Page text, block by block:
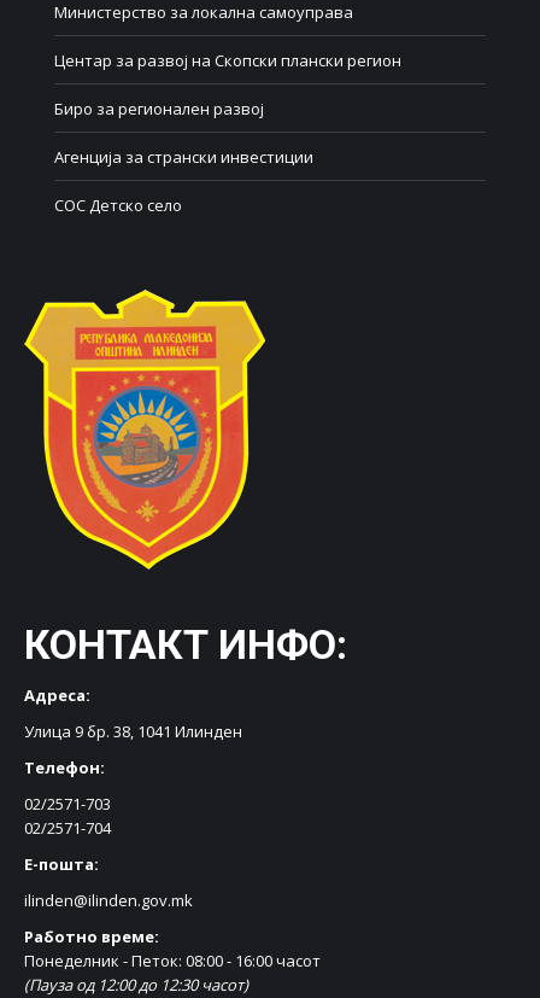
Министерство за локална самоуправа
Центар за развој на Скопски плански регион
Биро за регионален развој
Агенција за странски инвестиции
СОС Детско село
КОНТАКТ ИНФО:
Адреса:
Улица 9 бр. 38, 1041 Илинден
Телефон:
02/2571-703
02/2571-704
Е-пошта:
ilinden@ilinden.gov.mk
Работно време:
Понеделник - Петок: 08:00 - 16:00 часот
(Пауза од 12:00 до 12:30 часот)